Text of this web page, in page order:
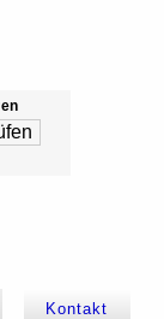
Kontakt